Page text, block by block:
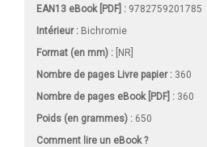
EAN13 eBook [PDF] : 9782759201785
Intérieur : Bichromie
Format (en mm) : [NR]
Nombre de pages Livre papier: 360
Nombre de pages eBook [PDF] : 360
Poids (en grammes) : 650
Comment lire un eBook ?